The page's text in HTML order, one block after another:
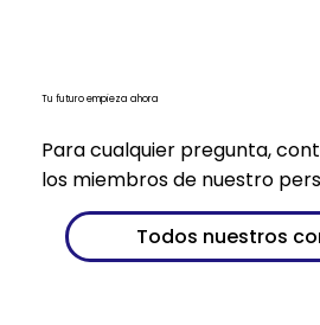
Tu futuro empieza ahora
Para cualquier pregunta,
los miembros de nuestro
Todos nuestros